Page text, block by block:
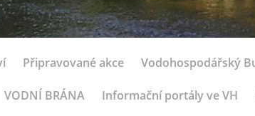
Připravované akce Vodohospodářský
VODNÍ BRÁNA Informační portály ve VH